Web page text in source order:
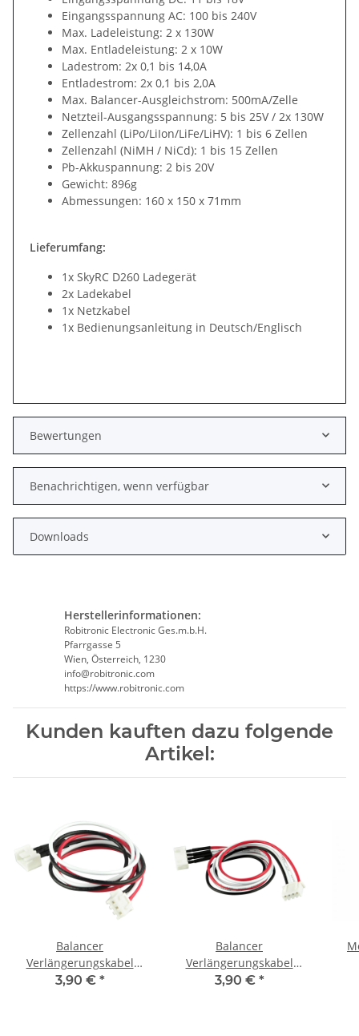
Eingangsspannung AC: 100 bis 240V
Max. Ladeleistung: 2 x 130W
Max. Entladeleistung: 2 x 10W
Ladestrom: 2x 0,1 bis 14,0A
Entladestrom: 2x 0,1 bis 2,0A
Max. Balancer-Ausgleichstrom: 500mA/Zelle
Netzteil-Ausgangsspannung: 5 bis 25V / 2x 130W
Zellenzahl (LiPo/LiIon/LiFe/LiHV): 1 bis 6 Zellen
Zellenzahl (NiMH / NiCd): 1 bis 15 Zellen
Pb-Akkuspannung: 2 bis 20V
Gewicht: 896g
Abmessungen: 160 x 150 x 71mm
Lieferumfang:
1x SkyRC D260 Ladegerät
2x Ladekabel
1x Netzkabel
1x Bedienungsanleitung in Deutsch/Englisch
Bewertungen
Benachrichtigen, wenn verfügbar
Downloads
Herstellerinformationen:
Robitronic Electronic Ges.m.b.H.
Pfarrgasse 5
Wien, Österreich, 1230
info@robitronic.com
https://www.robitronic.com
Kunden kauften dazu folgende
Artikel:
Balancer
Verlängerungskabel
30cm XH - 2S
3,90 € *
Balancer
Verlängerungskabel
30cm XH - 3S
3,90 € *